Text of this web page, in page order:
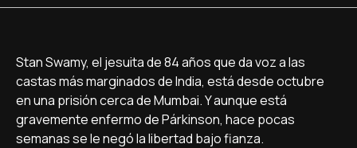
Stan Swamy, el jesuita de 84 años que da voz a las
castas más marginados de India, está desde octubre
en una prisión cerca de Mumbai. Y aunque está
gravemente enfermo de Párkinson, hace pocas
semanas se le negó la libertad bajo fianza.